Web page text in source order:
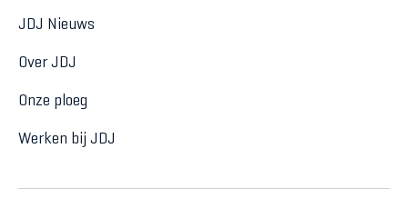
JDJ Nieuws
Over JDJ
Onze ploeg
Werken bij JDJ